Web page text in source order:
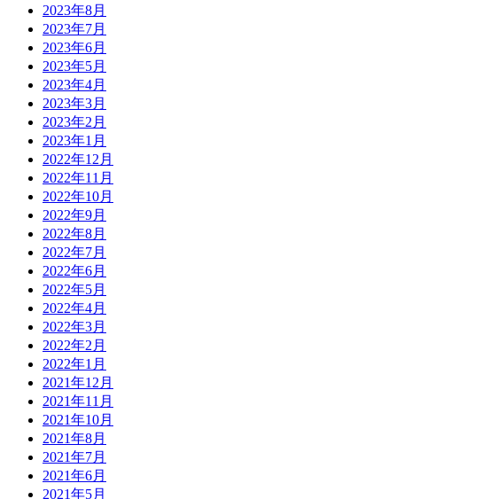
2023年8月
2023年7月
2023年6月
2023年5月
2023年4月
2023年3月
2023年2月
2023年1月
2022年12月
2022年11月
2022年10月
2022年9月
2022年8月
2022年7月
2022年6月
2022年5月
2022年4月
2022年3月
2022年2月
2022年1月
2021年12月
2021年11月
2021年10月
2021年8月
2021年7月
2021年6月
2021年5月